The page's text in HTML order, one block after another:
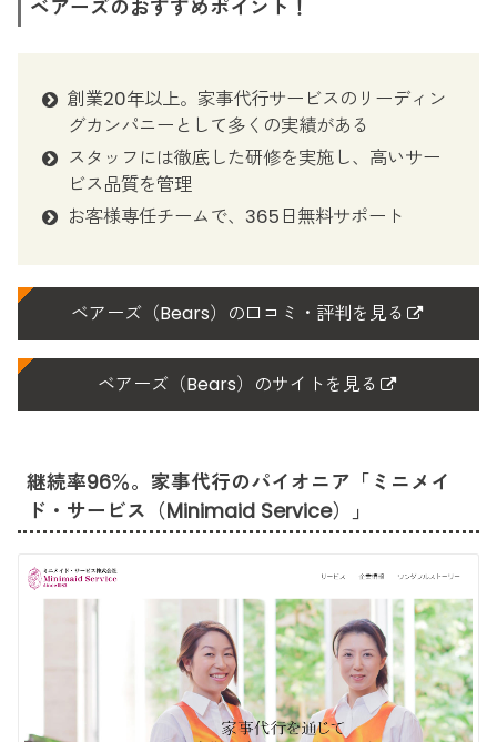
ベアーズのおすすめポイント！
創業20年以上。家事代行サービスのリーディン
グカンパニーとして多くの実績がある
スタッフには徹底した研修を実施し、高いサー
ビス品質を管理
お客様専任チームで、365日無料サポート
ベアーズ（Bears）の口コミ・評判を見る
ベアーズ（Bears）のサイトを見る
継続率96％。家事代行のパイオニア「ミニメイ
ド・サービス（Minimaid Service）」